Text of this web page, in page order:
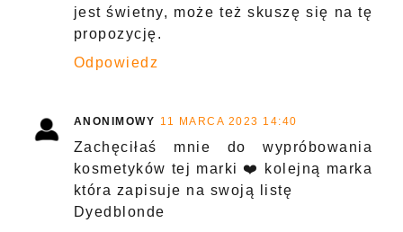
jest świetny, może też skuszę się na tę
propozycję.
Odpowiedz
ANONIMOWY 11 MARCA 2023 14:40
Zachęciłaś mnie do wypróbowania
kosmetyków tej marki ❤️ kolejną marka
która zapisuje na swoją listę
Dyedblonde